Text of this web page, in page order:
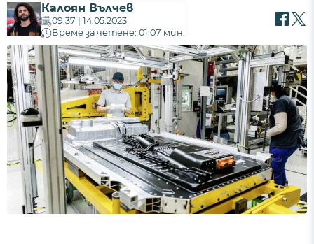
Калоян Вълчев
09:37 | 14.05.2023
Време за четене: 01:07 мин.